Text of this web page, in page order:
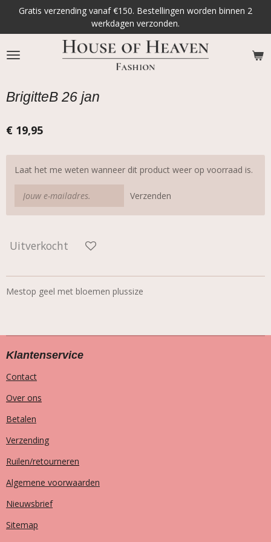
naar
de
hoofdinhoud
Gratis verzending vanaf €150. Bestellingen worden binnen 2
werkdagen verzonden.
BrigitteB 26 jan
€ 19,95
Laat het me weten wanneer dit product weer op voorraad is.
Verzenden
Uitverkocht
Mestop geel met bloemen plussize
Klantenservice
Contact
Over ons
Betalen
Verzending
Ruilen/retourneren
Algemene voorwaarden
Nieuwsbrief
Sitemap